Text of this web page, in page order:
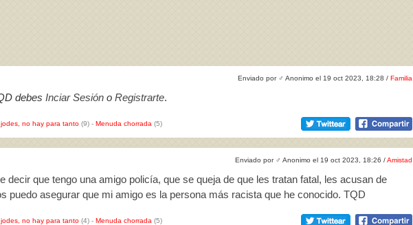
Enviado por ♂ Anonimo el 19 oct 2023, 18:28 / Familia
debes Inciar Sesión o Registrarte.
jodes, no hay para tanto (9) - Menuda chorrada (5)
Enviado por ♂ Anonimo el 19 oct 2023, 18:26 /Amistad
decir que tengo una amigo policía, que se queja de que les tratan fatal, les acusan de
puedo asegurar que mi amigo es la persona más racista que he conocido. TQD
jodes, no hay para tanto (4) - Menuda chorrada (5)